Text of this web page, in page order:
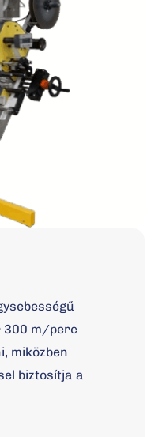
300 m/perc
miközben
biztosítja a